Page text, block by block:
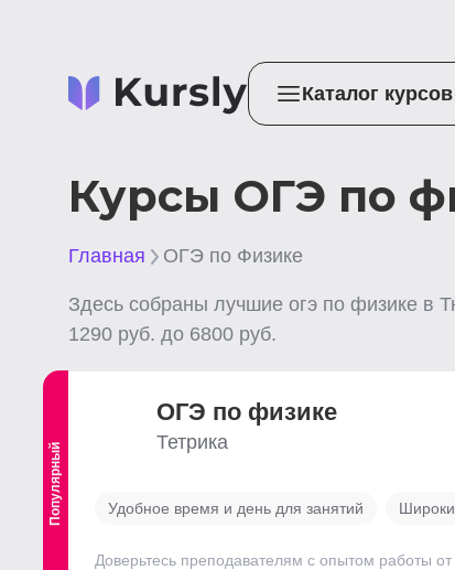
Каталог курсов
Курсы ОГЭ по
Главная ОГЭ по Физике
Здесь собраны лучшие огэ по физике в
1290 руб. до 6800 руб.
Популярный
ОГЭ по физике
Тетрика
Удобное время и день для занятий
Доверьтесь преподавателям с опытом работы